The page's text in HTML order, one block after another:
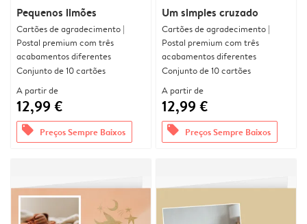
Pequenos limões
Cartões de agradecimento |
Postal premium com três
acabamentos diferentes
Conjunto de 10 cartões
A partir de
12,99 €
offers Preços Sempre Baixos
Um simples cruzado
Cartões de agradecimento |
Postal premium com três
acabamentos diferentes
Conjunto de 10 cartões
A partir de
12,99 €
offers Preços Sempre Baixos